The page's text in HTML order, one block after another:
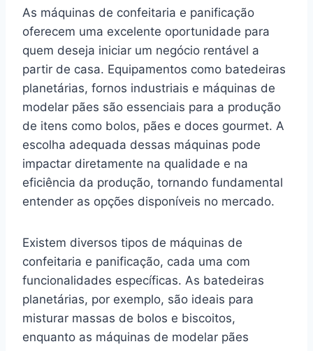
As máquinas de confeitaria e panificação
oferecem uma excelente oportunidade para
quem deseja iniciar um negócio rentável a
partir de casa. Equipamentos como batedeiras
planetárias, fornos industriais e máquinas de
modelar pães são essenciais para a produção
de itens como bolos, pães e doces gourmet. A
escolha adequada dessas máquinas pode
impactar diretamente na qualidade e na
eficiência da produção, tornando fundamental
entender as opções disponíveis no mercado.
Existem diversos tipos de máquinas de
confeitaria e panificação, cada uma com
funcionalidades específicas. As batedeiras
planetárias, por exemplo, são ideais para
misturar massas de bolos e biscoitos,
enquanto as máquinas de modelar pães